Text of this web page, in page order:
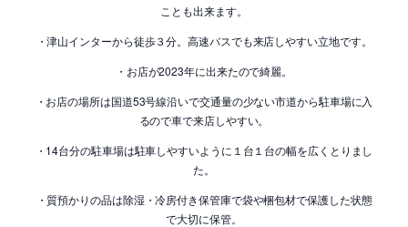
ことも出来ます。
・津山インターから徒歩３分。高速バスでも来店しやすい立地です。
・お店が2023年に出来たので綺麗。
・お店の場所は国道53号線沿いで交通量の少ない市道から駐車場に入
るので車で来店しやすい。
・14台分の駐車場は駐車しやすいように１台１台の幅を広くとりまし
た。
・質預かりの品は除湿・冷房付き保管庫で袋や梱包材で保護した状態
で大切に保管。